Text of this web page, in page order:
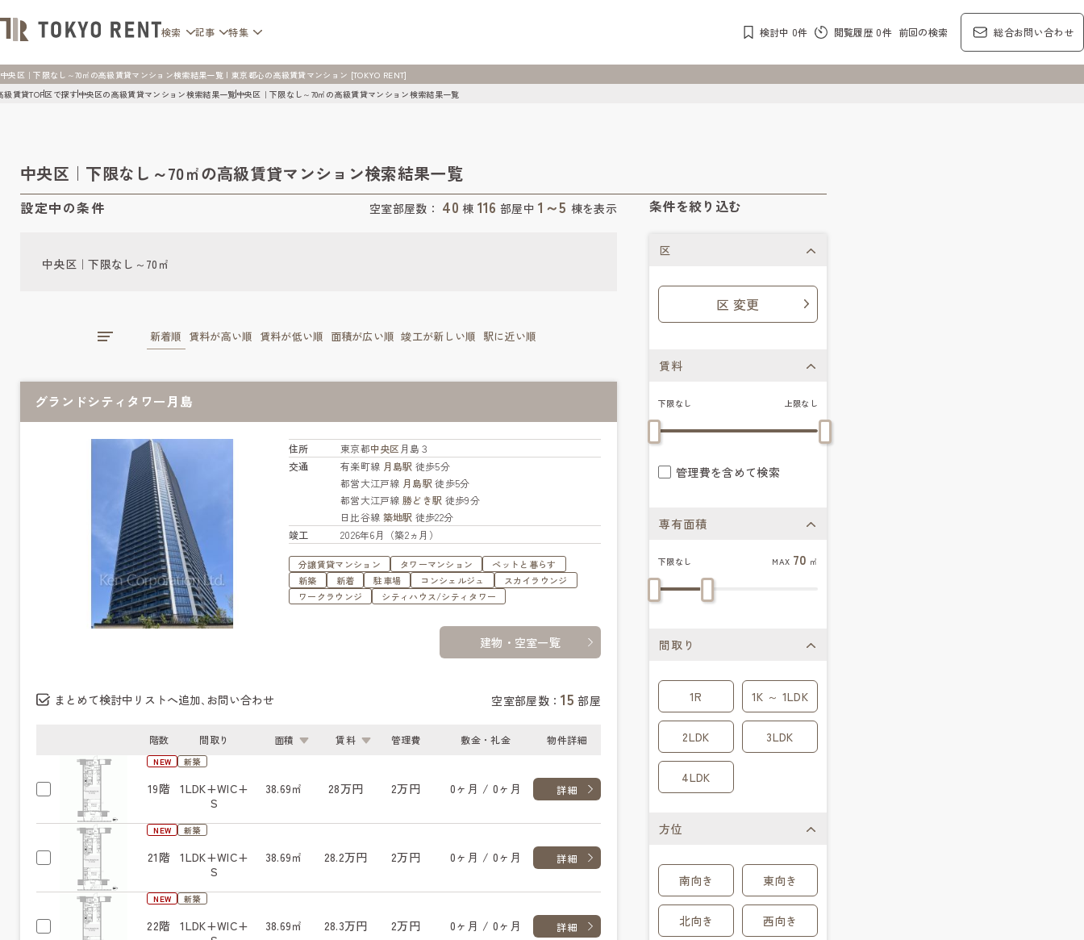
検索 記事 特集 検討中 0件 閲覧履歴 0件 前回の検索 総合お問い合わせ
中央区｜下限なし～70㎡の高級賃貸マンション検索結果一覧 | 東京都心の高級賃貸マンション [TOKYO RENT]
級賃貸TOP区で探す中央区の高級賃貸マンション検索結果一覧中央区｜下限なし～70㎡の高級賃貸マンション検索結果一覧
中央区｜下限なし～70㎡の高級賃貸マンション検索結果一覧
設定中の条件 空室部屋数： 40 棟 116 部屋中1～5 棟を表示
中央区｜下限なし～70㎡
新着順 賃料が高い順 賃料が低い順 面積が広い順 竣工が新しい順 駅に近い順
グランドシティタワー月島
住所 東京都中央区 月島３
交通
有楽町線 月島駅 徒歩5分
都営大江戸線 月島駅 徒歩5分
都営大江戸線勝どき駅 徒歩9分
日比谷線 築地駅 徒歩22分
竣工
2026年6月（築2ヵ月）
分譲賃貸マンション タワーマンション
ペットと暮らす
新築
新着 駐車場 コンシェルジュ
スカイラウンジ
ワークラウンジ
シティハウス/シティタワー
建物・空室一覧
まとめて検討中リストへ追加､お問い合わせ 空室部屋数：15 部屋
階数 間取り 面積 賃料 管理費 敷金・礼金 物件詳細
NEW 新築
詳細
19階
1LDK+WIC+
S
38.69㎡ 28万円 2万円 0ヶ月 / 0ヶ月
NEW 新築
詳細
21階
1LDK+WIC+
S
38.69㎡ 28.2万円 2万円 0ヶ月 / 0ヶ月
NEW 新築
詳細
22階
1LDK+WIC+
38.69㎡ 28.3万円 2万円 0ヶ月 / 0ヶ月
条件を絞り込む
区
区 変更
賃料
下限なし 上限なし
管理費を含めて検索
専有面積
下限なし MAX 70 ㎡
間取り
1R 1K ～ 1LDK
2LDK 3LDK
4LDK
方位
南向き 東向き
北向き 西向き